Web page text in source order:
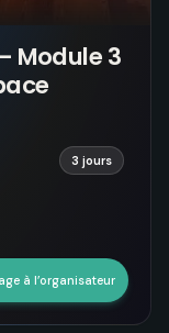
Module 3
3 jours
à l’organisateur